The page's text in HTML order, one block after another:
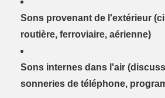
Sons provenant de l'extérieur
routière, ferroviaire, aérienne)
Sons internes dans l'air
sonneries de téléphone,